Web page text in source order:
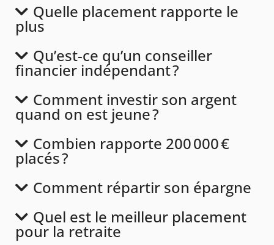
Quelle placement rapporte le
plus
Qu’est-ce qu’un conseiller
financier indépendant ?
Comment investir son argent
quand on est jeune ?
Combien rapporte 200 000 €
placés ?
Comment répartir son épargne
Quel est le meilleur placement
pour la retraite